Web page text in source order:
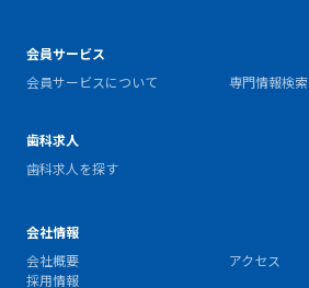
会員サービス
会員サービスについて
専門情報検索
歯科求人
歯科求人を探す
会社情報
会社概要
アクセス
採用情報